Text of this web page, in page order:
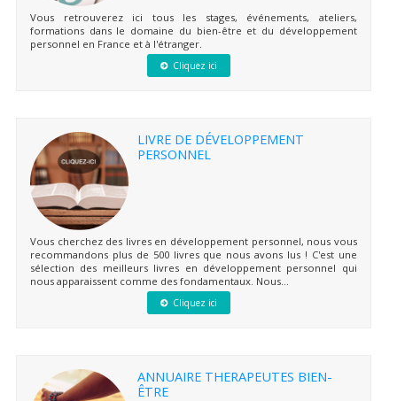
Vous retrouverez ici tous les stages, événements, ateliers,
formations dans le domaine du bien-être et du développement
personnel en France et à l'étranger.
Cliquez ici
LIVRE DE DÉVELOPPEMENT
PERSONNEL
Vous cherchez des livres en développement personnel, nous vous
recommandons plus de 500 livres que nous avons lus ! C'est une
sélection des meilleurs livres en développement personnel qui
nous apparaissent comme des fondamentaux. Nous...
Cliquez ici
ANNUAIRE THERAPEUTES BIEN-
ÊTRE